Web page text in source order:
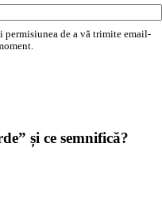
de a vă trimite email-
și ce semnifică?